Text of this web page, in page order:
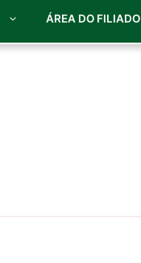
ÁREA DO FILIADO